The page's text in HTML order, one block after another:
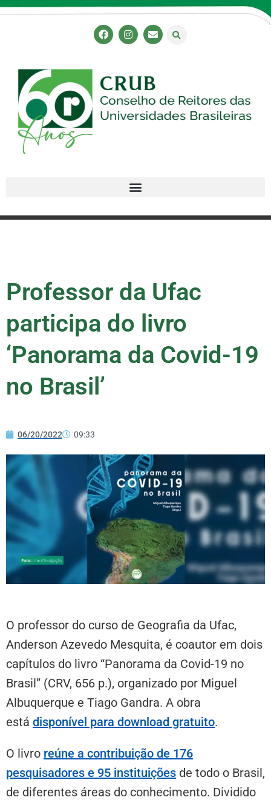
Professor da Ufac
participa do livro
‘Panorama da Covid-19
no Brasil’
06/20/2022 09:33
O professor do curso de Geografia da Ufac,
Anderson Azevedo Mesquita, é coautor em dois
capítulos do livro “Panorama da Covid-19 no
Brasil” (CRV, 656 p.), organizado por Miguel
Albuquerque e Tiago Gandra. A obra
está disponível para download gratuito.
O livro reúne a contribuição de 176
pesquisadores e 95 instituições de todo o Brasil,
de diferentes áreas do conhecimento. Dividido